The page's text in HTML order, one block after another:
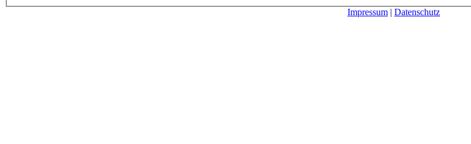
Impressum | Datenschutz